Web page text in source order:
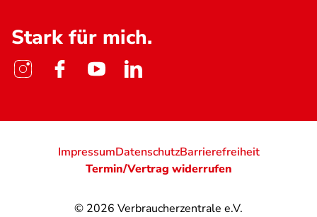
Stark für mich.
© 2026 Verbraucherzentrale e.V.
ImpressumDatenschutzBarrierefreiheit
Termin/Vertrag widerrufen